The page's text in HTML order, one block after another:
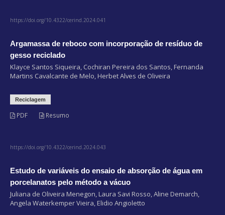
https://doi.org/10.4322/cerind.2024.041
Argamassa de reboco com incorporação de resíduo de
gesso reciclado
Klayce Santos Siqueira, Cochiran Pereira dos Santos, Fernanda
Martins Cavalcante de Melo, Herbet Alves de Oliveira
Reciclagem
PDF Resumo
https://doi.org/10.4322/cerind.2024.043
Estudo de variáveis do ensaio de absorção de água em
porcelanatos pelo método a vácuo
Juliana de Oliveira Menegon, Laura Savi Rosso, Aline Demarch,
Angela Waterkemper Vieira, Elidio Angioletto